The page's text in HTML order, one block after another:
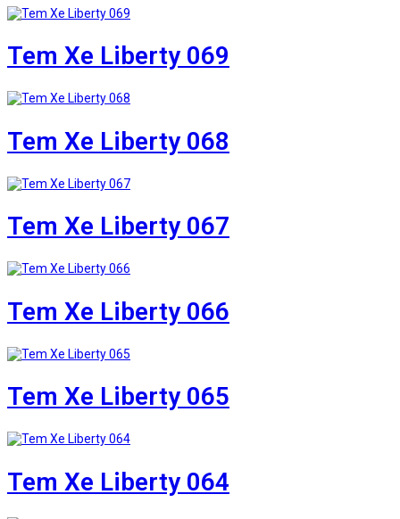
Tem Xe Liberty 069
Tem Xe Liberty 068
Tem Xe Liberty 067
Tem Xe Liberty 066
Tem Xe Liberty 065
Tem Xe Liberty 064